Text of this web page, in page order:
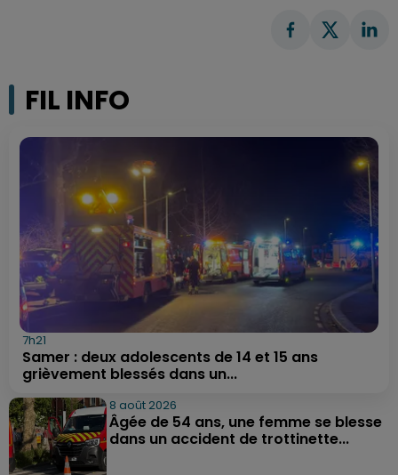
FIL INFO
7h21
Samer : deux adolescents de 14 et 15 ans
grièvement blessés dans un...
8 août 2026
Âgée de 54 ans, une femme se blesse
dans un accident de trottinette...